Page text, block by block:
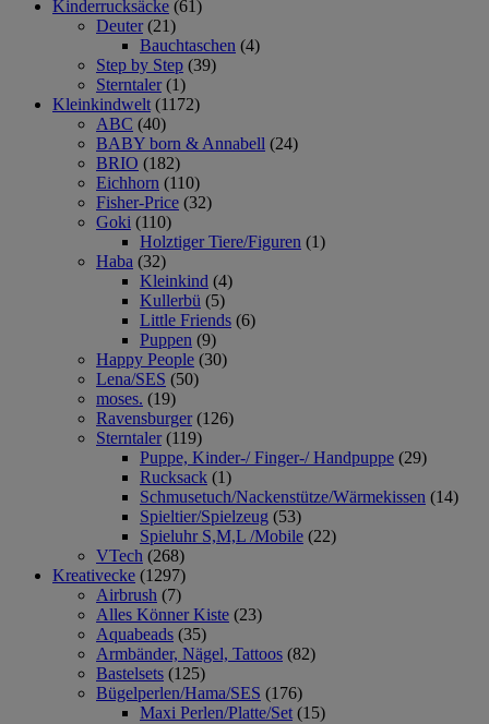
Kinderrucksäcke (61)
Deuter (21)
Bauchtaschen (4)
Step by Step (39)
Sterntaler (1)
Kleinkindwelt (1172)
ABC (40)
BABY born & Annabell (24)
BRIO (182)
Eichhorn (110)
Fisher-Price (32)
Goki (110)
Holztiger Tiere/Figuren (1)
Haba (32)
Kleinkind (4)
Kullerbü (5)
Little Friends (6)
Puppen (9)
Happy People (30)
Lena/SES (50)
moses. (19)
Ravensburger (126)
Sterntaler (119)
Puppe, Kinder-/ Finger-/ Handpuppe (29)
Rucksack (1)
Schmusetuch/Nackenstütze/Wärmekissen (14)
Spieltier/Spielzeug (53)
Spieluhr S,M,L /Mobile (22)
VTech (268)
Kreativecke (1297)
Airbrush (7)
Alles Könner Kiste (23)
Aquabeads (35)
Armbänder, Nägel, Tattoos (82)
Bastelsets (125)
Bügelperlen/Hama/SES (176)
Maxi Perlen/Platte/Set (15)